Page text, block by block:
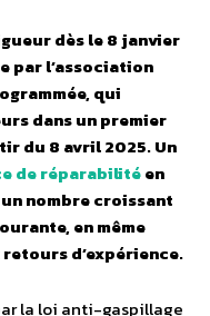
dès le 8 janvier
par l’association
qui
dans un premier
du 8 avril 2025. Un
de réparabilitéen
nombre croissant
en même
retours d’expérience.
la loi anti-gaspillage